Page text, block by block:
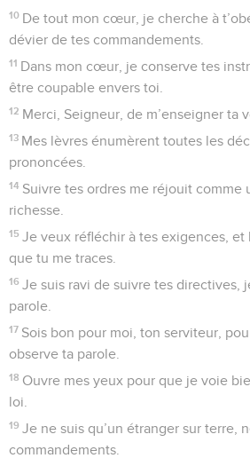
10 De tout mon cœur, je cherche à
dévier de tes commandements.
11 Dans mon cœur, je conserve tes
être coupable envers toi.
12 Merci, Seigneur, de m’enseigner ta
13 Mes lèvres énumèrent toutes les
prononcées.
14 Suivre tes ordres me réjouit comme
richesse.
15 Je veux réfléchir à tes exigences, et
que tu me traces.
16 Je suis ravi de suivre tes directives,
parole.
17 Sois bon pour moi, ton serviteur,
observe ta parole.
18 Ouvre mes yeux pour que je voie
loi.
19 Je ne suis qu’un étranger sur terre,
commandements.